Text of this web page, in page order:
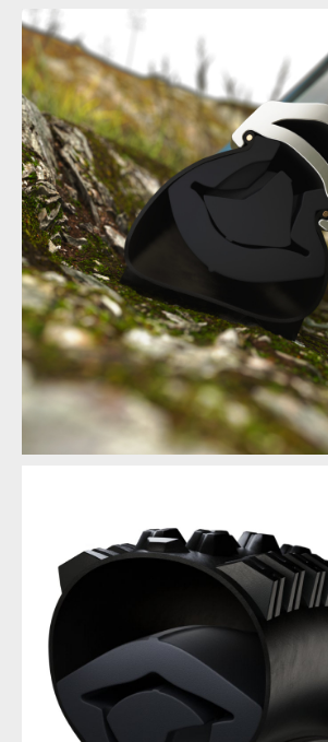
FUSIONRimProtection
FUSIONRimProtection
FUSIONRimProtection
FUSIONRimProtection
FUSIONRimProtection
FUSIONSidewall
FUSIONSidewall
FUSIONSidewall